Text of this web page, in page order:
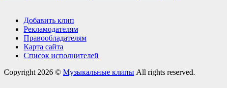
Добавить клип
Рекламодателям
Правообладателям
Карта сайта
Список исполнителей
Copyright 2026 © Музыкальные клипы All rights reserved.